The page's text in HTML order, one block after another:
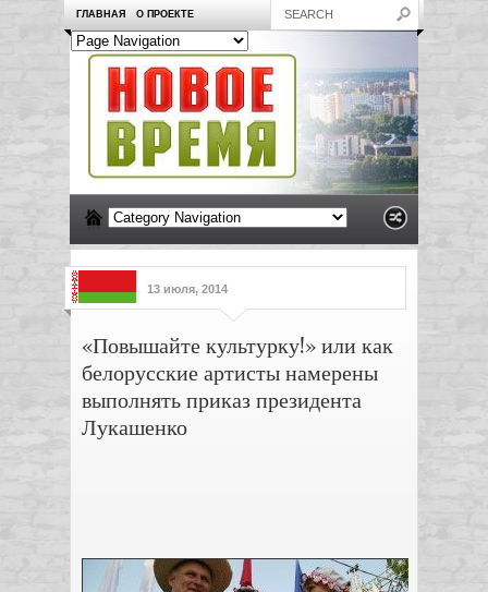
ГЛАВНАЯ О ПРОЕКТЕ
13 июля, 2014
«Повышайте культурку!» или как
белорусские артисты намерены
выполнять приказ президента
Лукашенко